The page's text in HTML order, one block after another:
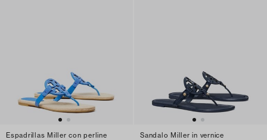
Espadrillas Miller con perline
Sandalo Miller in vernice